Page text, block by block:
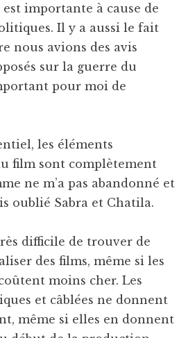
importante à cause de
Il y a aussi le fait
nous avions des avis
sur la guerre du
pour moi de
les éléments
film sont complètement
ne m’a pas abandonné et
oublié Sabra et Chatila.
difficile de trouver de
des films, même si les
moins cher. Les
et câblées ne donnent
même si elles en donnent